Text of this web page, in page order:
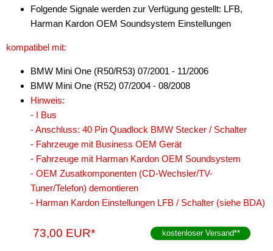
Pioneer
Tachosignal
Zündungssignal
für Mitsubishi
für Nissan
für Opel
für Peugeot
für Porsche
Folgende Signale werden zur Verfügung gestellt: LFB,
Harman Kardon OEM Soundsystem Einstellungen
kompatibel mit:
BMW Mini One (R50/R53) 07/2001 - 11/2006
BMW Mini One (R52) 07/2004 - 08/2008
Hinweis:
- I Bus
- Anschluss: 40 Pin Quadlock BMW Stecker / Schalter
- Fahrzeuge mit Business OEM Gerät
- Fahrzeuge mit Harman Kardon OEM Soundsystem
- OEM Zusatkomponenten (CD-Wechsler/TV-
Tuner/Telefon) demontieren
- Harman Kardon Einstellungen LFB / Schalter (siehe BDA)
73,00 EUR* kostenloser Versand**